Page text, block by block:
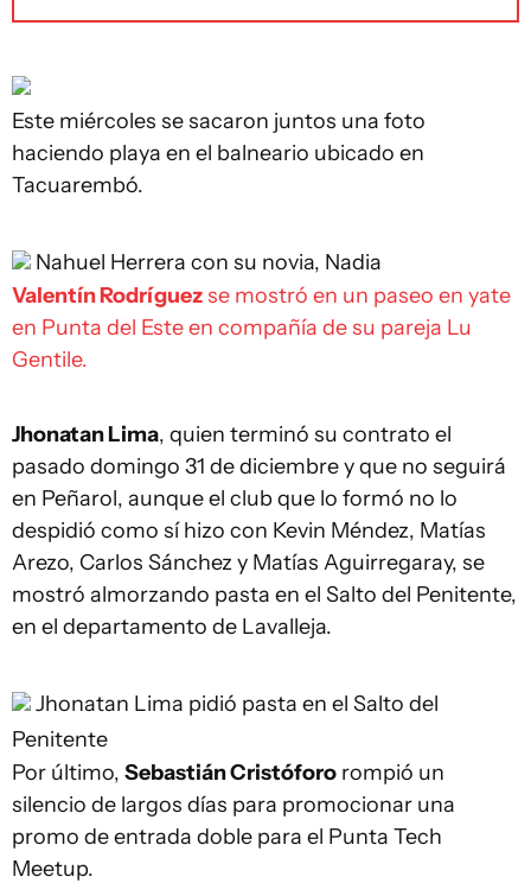
Este miércoles se sacaron juntos una foto
haciendo playa en el balneario ubicado en
Tacuarembó.
Nahuel Herrera con su novia, Nadia
Valentín Rodríguezse mostró en un paseo en yate
en Punta del Este en compañía de su pareja Lu
Gentile.
Jhonatan Lima, quien terminó su contrato el
pasado domingo 31 de diciembre y que no seguirá
en Peñarol, aunque el club que lo formó no lo
despidió como sí hizo con Kevin Méndez, Matías
Arezo, Carlos Sánchez y Matías Aguirregaray, se
mostró almorzando pasta en el Salto del Penitente,
en el departamento de Lavalleja.
Jhonatan Lima pidió pasta en el Salto del
Penitente
Por último, Sebastián Cristóforo rompió un
silencio de largos días para promocionar una
promo de entrada doble para el Punta Tech
Meetup.